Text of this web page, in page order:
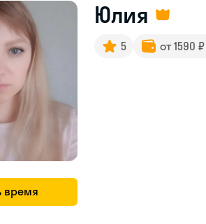
время
Юлия
5 от 1590